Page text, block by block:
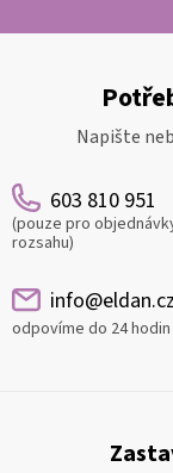
Napište
603 810 951
(pouze pro
rozsahu)
info@eldan.cz
odpovíme do 24 hodin